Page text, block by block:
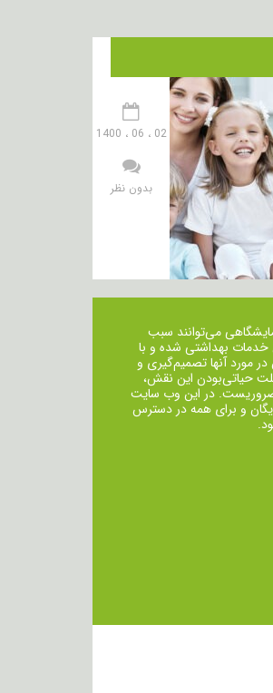
02 ، 06 ، 1400
بدون نظر
می‌توانند سبب
خدمات بهداشتی شده و با
مورد آنها تصمیم‌گیری و
حیاتی‌بودن این نقش،
در این وب سایت
و برای همه در دسترس